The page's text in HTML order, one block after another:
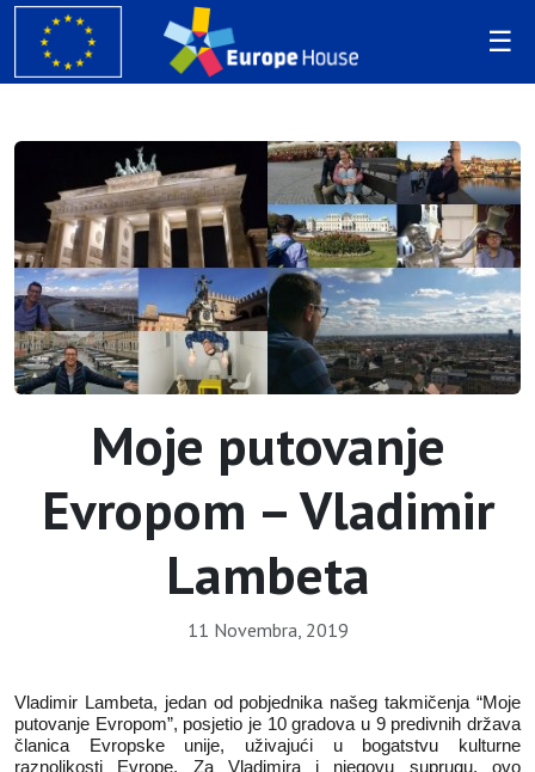
Moje putovanje
Evropom – Vladimir
Lambeta
11 Novembra, 2019
Vladimir Lambeta, jedan od pobjednika našeg takmičenja “Moje
putovanje Evropom”, posjetio je 10 gradova u 9 predivnih država
članica Evropske unije, uživajući u bogatstvu kulturne
raznolikosti Evrope. Za Vladimira i njegovu suprugu, ovo